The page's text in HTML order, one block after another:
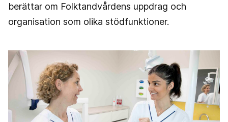
berättar om Folktandvårdens uppdrag och
organisation som olika stödfunktioner.